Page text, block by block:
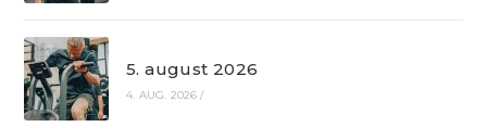
5. august 2026
4. AUG. 2026 /